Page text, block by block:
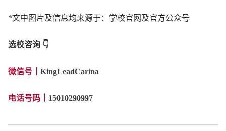
*文中图片及信息均来源于：学校官网及官方公众号
选校咨询 👇
微信号 KingLeadCarina
电话号码｜ 15010290997